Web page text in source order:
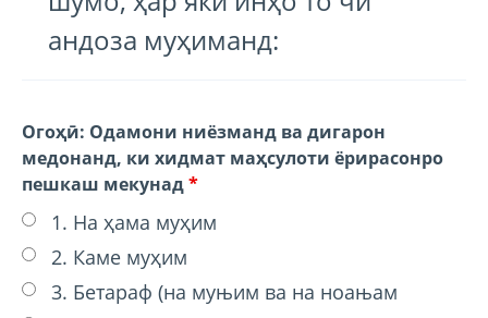
андоза муҳиманд:
Огоҳӣ: Одамони ниёзманд ва дигарон
медонанд, ки хидмат маҳсулоти ёрирасонро
пешкаш мекунад*
1. На ҳама муҳим
2. Каме муҳим
3. Бетараф (на муњим ва на ноањам